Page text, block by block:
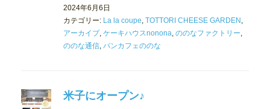
2024年6月6日
カテゴリー: La la coupe, TOTTORI CHEESE GARDEN ,
アーカイブ, ケーキハウスnonona, ののなファクトリー,
ののな通信, パンカフェののな
米子にオープン♪